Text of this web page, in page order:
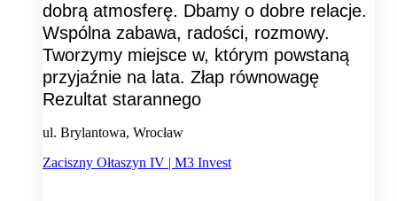
dobrą atmosferę. Dbamy o dobre relacje.
Wspólna zabawa, radości, rozmowy.
Tworzymy miejsce w, którym powstaną
przyjaźnie na lata. Złap równowagę
Rezultat starannego
ul. Brylantowa, Wrocław
Zaciszny Ołtaszyn IV | M3 Invest